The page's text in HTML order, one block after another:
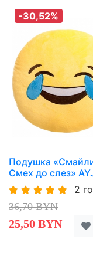
-30,52%
Подушка
Смех до слез»
2
36,70 BYN
25,50 BYN